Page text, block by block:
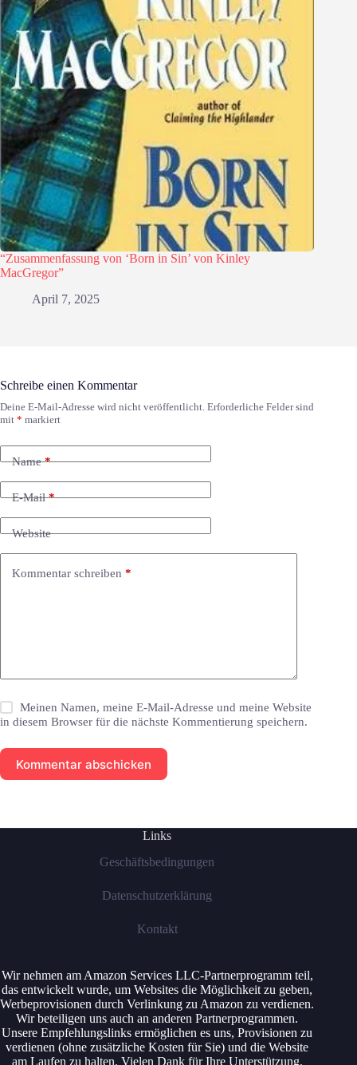
“Zusammenfassung von ‘Born in Sin’ von Kinley
MacGregor”
April 7, 2025
Schreibe einen Kommentar
Deine E-Mail-Adresse wird nicht veröffentlicht. Erforderliche Felder sind
mit * markiert
Name*
E-Mail*
Website
Kommentar schreiben *
Meinen Namen, meine E-Mail-Adresse und meine Website
in diesem Browser für die nächste Kommentierung speichern.
Kommentar abschicken
Links
Geschäftsbedingungen
Datenschutzerklärung
Kontakt
Wir nehmen am Amazon Services LLC-Partnerprogramm teil,
das entwickelt wurde, um Websites die Möglichkeit zu geben,
Werbeprovisionen durch Verlinkung zu Amazon zu verdienen.
Wir beteiligen uns auch an anderen Partnerprogrammen.
Unsere Empfehlungslinks ermöglichen es uns, Provisionen zu
verdienen (ohne zusätzliche Kosten für Sie) und die Website
am Laufen zu halten. Vielen Dank für Ihre Unterstützung.